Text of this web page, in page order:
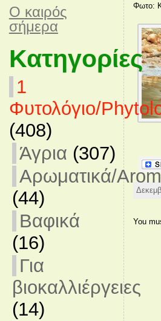
O καιρός
σήμερα
Κατηγορίες
1
Φυτολόγιο/
(408)
Άγρια (307)
Αρωματικά/
(44)
Βαφικά
(16)
Για
βιοκαλλιέργειες
(14)
Φωτο:
You